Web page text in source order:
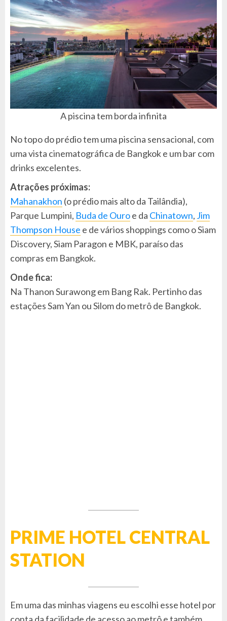
A piscina tem borda infinita
No topo do prédio tem uma piscina sensacional, com
uma vista cinematográfica de Bangkok e um bar com
drinks excelentes.
Atrações próximas:
Mahanakhon (o prédio mais alto da Tailândia),
Parque Lumpini, Buda de Ouroe da Chinatown, Jim
Thompson House e de vários shoppings como o Siam
Discovery, Siam Paragon e MBK, paraíso das
compras em Bangkok.
Onde fica:
Na Thanon Surawong em Bang Rak. Pertinho das
estações Sam Yan ou Silom do metrô de Bangkok.
PRIME HOTEL CENTRAL
STATION
Em uma das minhas viagens eu escolhi esse hotel por